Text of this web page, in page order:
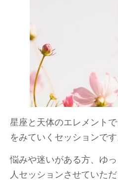
星座と天体のエレメント
をみていくセッションです
悩みや迷いがある方、ゆ
人セッションさせていただ